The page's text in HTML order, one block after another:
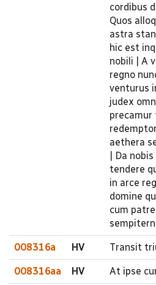
cordibus
Quos
astra
hic est
nobili | A
regno
venturus
judex
precamur
aethera
| Da
tendere
in arce
domine
cum
008316a HV Transit
008316aa HV At ipse